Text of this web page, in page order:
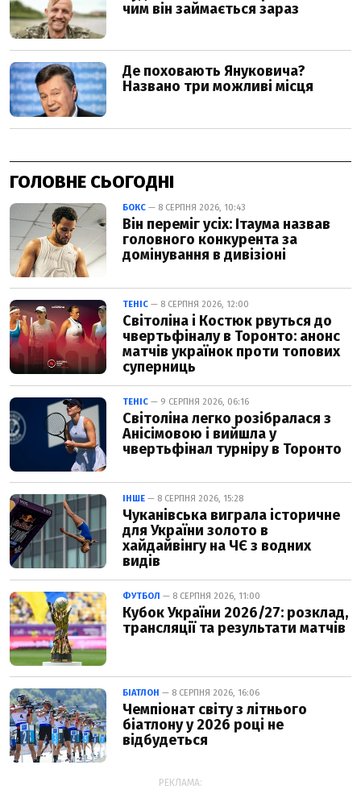
ГОЛОВНЕ СЬОГОДНІ
БОКС — 8 СЕРПНЯ 2026, 10:43
Він переміг усіх: Ітаума назвав
головного конкурента за
домінування в дивізіоні
ТЕНІС — 8 СЕРПНЯ 2026, 12:00
Світоліна і Костюк рвуться до
чвертьфіналу в Торонто: анонс
матчів українок проти топових
суперниць
ТЕНІС — 9 СЕРПНЯ 2026, 06:16
Світоліна легко розібралася з
Анісімовою і вийшла у
чвертьфінал турніру в Торонто
ІНШЕ — 8 СЕРПНЯ 2026, 15:28
Чуканівська виграла історичне
для України золото в
хайдайвінгу на ЧЄ з водних
видів
ФУТБОЛ — 8 СЕРПНЯ 2026, 11:00
Кубок України 2026/27: розклад,
трансляції та результати матчів
БІАТЛОН — 8 СЕРПНЯ 2026, 16:06
Чемпіонат світу з літнього
біатлону у 2026 році не
відбудеться
РЕКЛАМА: